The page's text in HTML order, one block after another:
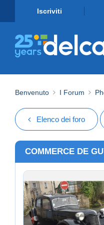
Iscriviti
Benvenuto I Forum
Elenco dei foro
COMMERCE DE